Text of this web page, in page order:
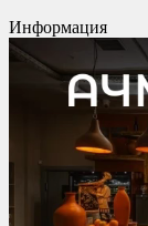
Информация